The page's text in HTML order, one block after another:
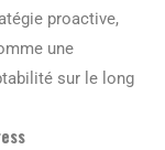
proactive,
une
sur le long